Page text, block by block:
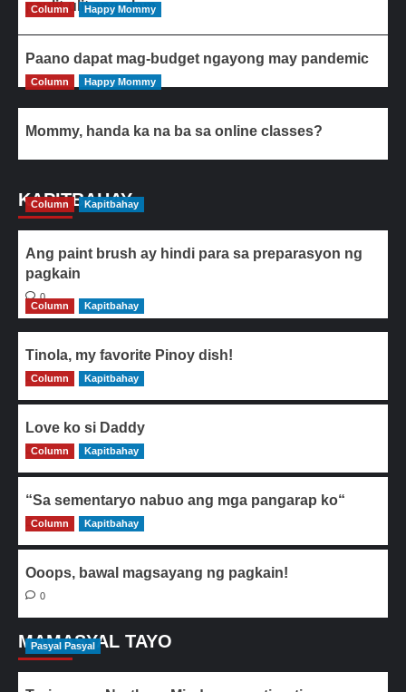
paulit-ulit ang ulam
Column Happy Mommy
Paano dapat mag-budget ngayong may pandemic
Column Happy Mommy
Mommy, handa ka na ba sa online classes?
KAPITBAHAY
Column Kapitbahay
Ang paint brush ay hindi para sa preparasyon ng
pagkain
0
Column
Kapitbahay
Tinola, my favorite Pinoy dish!
0
Column Kapitbahay
Love ko si Daddy
0
Column Kapitbahay
“Sa sementaryo nabuo ang mga pangarap ko“
0
Column Kapitbahay
Ooops, bawal magsayang ng pagkain!
0
MAMASYAL TAYO
Pasyal Pasyal